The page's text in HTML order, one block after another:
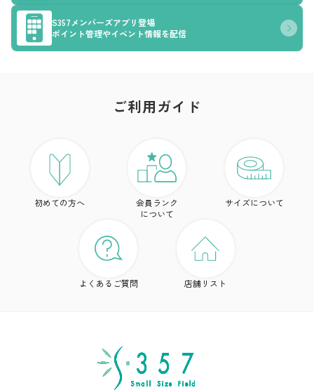
S357メンバーズアプリ登場
ポイント管理やイベント情報を配信
ご利用ガイド
初めての方へ
会員ランク
について
サイズについて
よくあるご質問 店舗リスト